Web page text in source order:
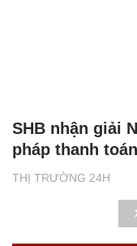
THỊ TRƯỜNG 24H
SHB nhận giải
pháp thanh